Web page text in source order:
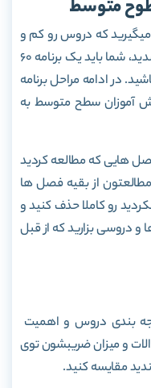
میگیرید که دروس رو کم و
بیش خوندید ولی برای کنکور آماده نشدید، شما باید یک برنامه 60
در ادامه مراحل برنامه
آموزان سطح متوسط به
هایی که مطالعه کردید
از بقیه فصل ها
رو کاملا حذف کنید و
بزارید که از قبل
بندی دروس و اهمیت
و میزان ضریبشون توی
مقایسه کنید.